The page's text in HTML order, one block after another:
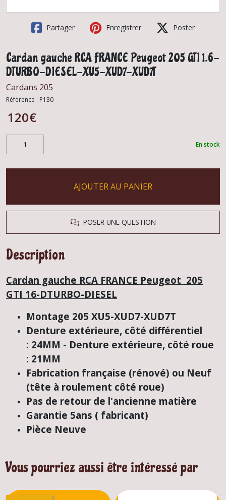
Partager Enregistrer Poster
Cardan gauche RCA FRANCE Peugeot 205 GTI 1.6-
DTURBO-DIESEL-XU5-XUD7-XUD7T
Cardans 205
Référence : P130
120€
En stock
AJOUTER AU PANIER
POSER UNE QUESTION
Description
Cardan gauche RCA FRANCE Peugeot 205
GTI 16-DTURBO-DIESEL
Montage 205 XU5-XUD7-XUD7T
Denture extérieure, côté différentiel
: 24MM - Denture extérieure, côté roue
: 21MM
Fabrication française (rénové) ou Neuf
(tête à roulement côté roue)
Pas de retour de l'ancienne matière
Garantie 5ans ( fabricant)
Pièce Neuve
Vous pourriez aussi être intéressé par